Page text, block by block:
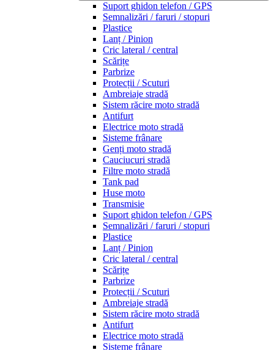
Suport ghidon telefon / GPS
Semnalizări / faruri / stopuri
Plastice
Lanț / Pinion
Cric lateral / central
Scărițe
Parbrize
Protecții / Scuturi
Ambreiaje stradă
Sistem răcire moto stradă
Antifurt
Electrice moto stradă
Sisteme frânare
Genți moto stradă
Cauciucuri stradă
Filtre moto stradă
Tank pad
Huse moto
Transmisie
Suport ghidon telefon / GPS
Semnalizări / faruri / stopuri
Plastice
Lanț / Pinion
Cric lateral / central
Scărițe
Parbrize
Protecții / Scuturi
Ambreiaje stradă
Sistem răcire moto stradă
Antifurt
Electrice moto stradă
Sisteme frânare